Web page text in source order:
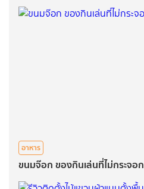
อาหาร
ขนมจ๊อก ของกินเล่นที่ไม่กระจอก